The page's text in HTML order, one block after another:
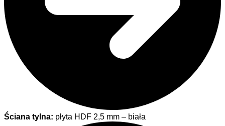
Ściana tylna: płyta HDF 2,5 mm – biała